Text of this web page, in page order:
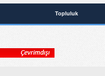
Topluluk